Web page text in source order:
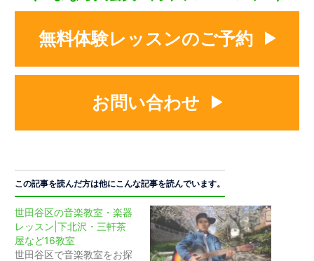
無料体験レッスンのご予約
お問い合わせ
この記事を読んだ方は他にこんな記事を読んでいます。
世田谷区の音楽教室・楽器
レッスン|下北沢・三軒茶
屋など16教室
世田谷区で音楽教室をお探